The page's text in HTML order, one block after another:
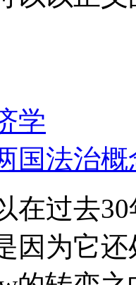
学
法治概
在过去
因为它